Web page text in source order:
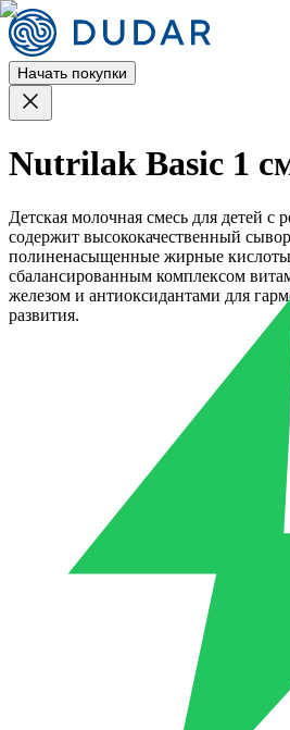
Начать покупки
Nutrilak Basic 1
Детская молочная смесь для детей с
содержит высококачественный
полиненасыщенные жирные
сбалансированным комплексом
железом и антиоксидантами для
развития.